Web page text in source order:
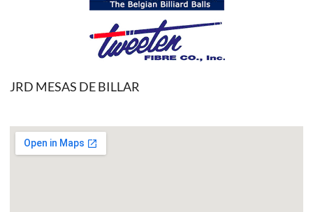
JRD MESAS DE BILLAR